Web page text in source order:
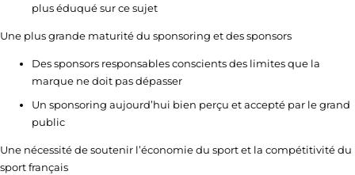
plus éduqué sur ce sujet
Une plus grande maturité du sponsoring et des sponsors
Des sponsors responsables conscients des limites que la
marque ne doit pas dépasser
Un sponsoring aujourd’hui bien perçu et accepté par le grand
public
Une nécessité de soutenir l’économie du sport et la compétitivité du
sport français